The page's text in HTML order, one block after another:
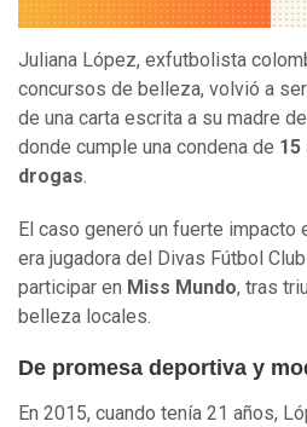
Juliana López, exfutbolista
concursos de belleza, volvió a
de una carta escrita a su madre
donde cumple una condena de
drogas.
El caso generó un fuerte impacto
era jugadora del Divas Fútbol
participar en Miss Mundo, tras
belleza locales.
De promesa deportiva y
En 2015, cuando tenía 21 años,